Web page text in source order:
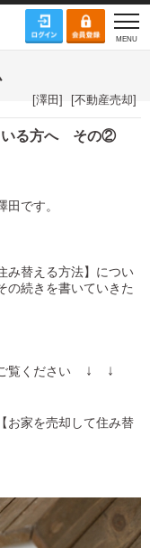
[澤田 ] [不動産売却]
いる方へ その②
です。
み替える方法】につい
の続きを書いていきた
覧ください ↓ ↓
お家を売却して住み替